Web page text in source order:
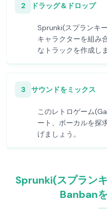
2 ドラッグ＆ドロップ
Sprunki(スプランキ
キャラクターを組み
なトラックを作成しま
3 サウンドをミックス
このレトロゲーム
ート、ボーカルを探
げましょう。
Sprunki(スプラン
Banban